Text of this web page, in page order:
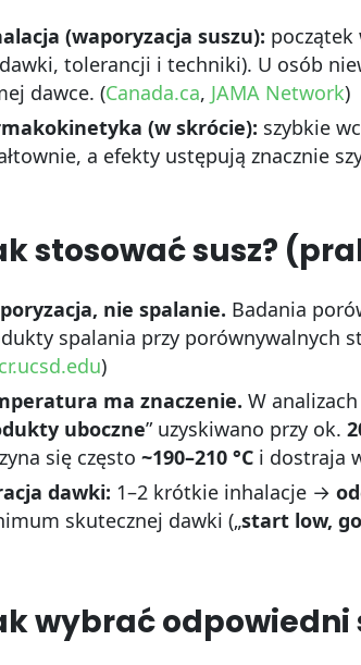
(waporyzacja suszu): początek
tolerancji i techniki). U osób
dawce. (Canada.ca, JAMA Network)
(w skrócie): szybkie
a efekty ustępują znacznie
stosować susz?
nie spalanie. Badania
spalania przy porównywalnych
)
ma znaczenie. W
uboczne” uzyskiwano przy ok.
się często ~190–210 °C i dostraja
dawki: 1–2 krótkie inhalacje →
skutecznej dawki („start low,
wybrać odpowiedni